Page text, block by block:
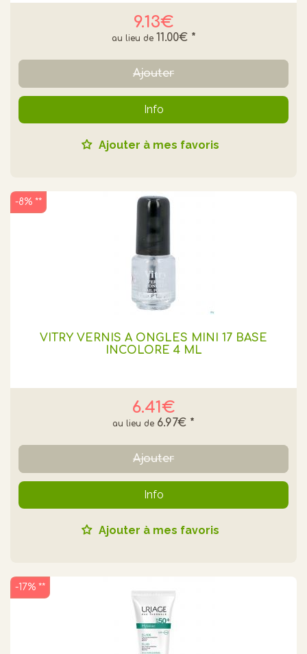
9.13€
11.00€ *
Ajouter
Info
Ajouter à mes favoris
VITRY VERNIS A ONGLES MINI 17 BASE
INCOLORE 4 ML
6.41€
6.97€ *
-8% **
Ajouter
Info
Ajouter à mes favoris
-17% **